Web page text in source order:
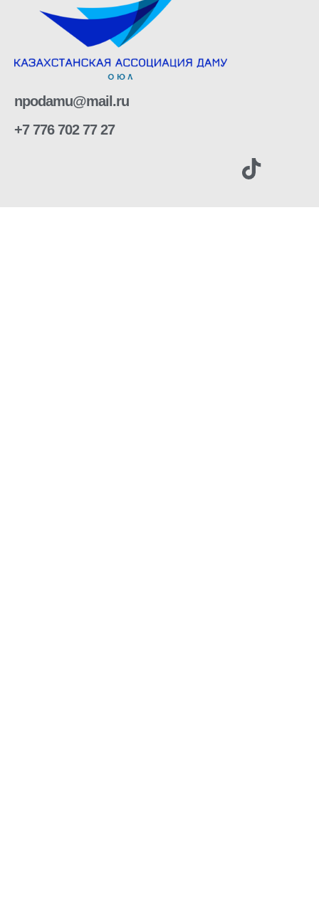
npodamu@mail.ru
+7 776 702 77 27